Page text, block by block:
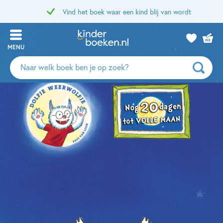
Vind het boek waar een kind blij van wordt
MENU
Zoeken
naar
boeken,
auteurs
uitgevers